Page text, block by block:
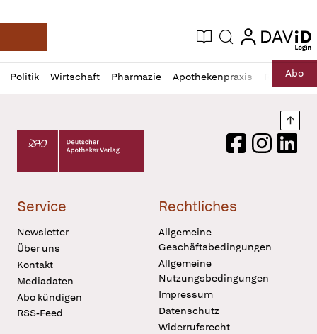
Deutsche Apotheker Zeitung
Aktuelle Ausgabe
Suche login
login
Politik Wirtschaft Pharmazie Apothekenpraxis RechtAbo
Profil
öffnen
Daz
Pur
Deutscher Apotheker Verlag Logo
FacebookInstagram
Service
Newsletter
Über uns
Kontakt
Mediadaten
Abo kündigen
RSS-Feed
Rechtliches
Allgemeine
Geschäftsbedingungen
Allgemeine
Nutzungsbedingungen
Impressum
Datenschutz
Widerrufsrecht